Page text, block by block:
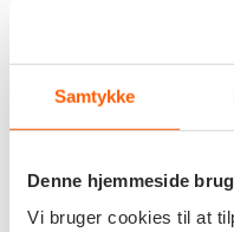
Samtykke
Denne hjemmeside
Vi bruger cookies til at